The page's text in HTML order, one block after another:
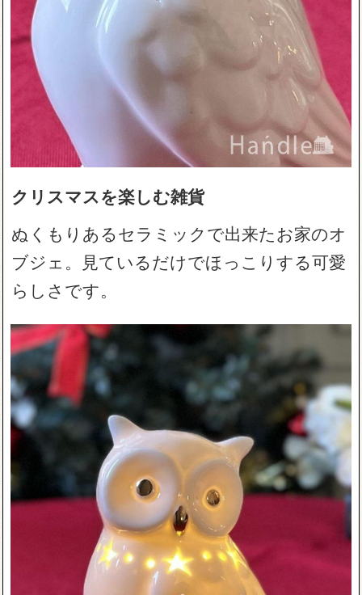
クリスマスを楽しむ雑貨
ぬくもりあるセラミックで出来たお家のオ
ブジェ。見ているだけでほっこりする可愛
らしさです。